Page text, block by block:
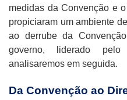
medidas da Convenção e
propiciaram um ambiente
ao derrube da
governo, liderado
analisaremos em seguida.
Da Convenção ao